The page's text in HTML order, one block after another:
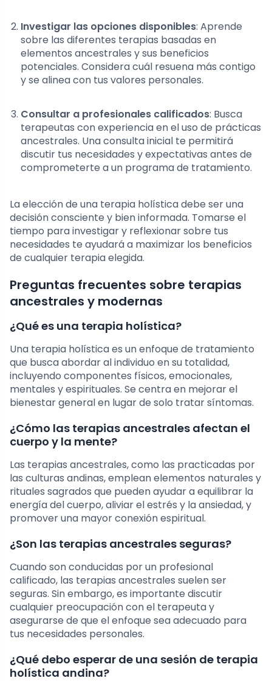
Investigar las opciones disponibles: Aprende
sobre las diferentes terapias basadas en
elementos ancestrales y sus beneficios
potenciales. Considera cuál resuena más contigo
y se alinea con tus valores personales.
Consultar a profesionales calificados: Busca
terapeutas con experiencia en el uso de prácticas
ancestrales. Una consulta inicial te permitirá
discutir tus necesidades y expectativas antes de
comprometerte a un programa de tratamiento.
La elección de una terapia holística debe ser una
decisión consciente y bien informada. Tomarse el
tiempo para investigar y reflexionar sobre tus
necesidades te ayudará a maximizar los beneficios
de cualquier terapia elegida.
Preguntas frecuentes sobre terapias
ancestrales y modernas
¿Qué es una terapia holística?
Una terapia holística es un enfoque de tratamiento
que busca abordar al individuo en su totalidad,
incluyendo componentes físicos, emocionales,
mentales y espirituales. Se centra en mejorar el
bienestar general en lugar de solo tratar síntomas.
¿Cómo las terapias ancestrales afectan el
cuerpo y la mente?
Las terapias ancestrales, como las practicadas por
las culturas andinas, emplean elementos naturales y
rituales sagrados que pueden ayudar a equilibrar la
energía del cuerpo, aliviar el estrés y la ansiedad, y
promover una mayor conexión espiritual.
¿Son las terapias ancestrales seguras?
Cuando son conducidas por un profesional
calificado, las terapias ancestrales suelen ser
seguras. Sin embargo, es importante discutir
cualquier preocupación con el terapeuta y
asegurarse de que el enfoque sea adecuado para
tus necesidades personales.
¿Qué debo esperar de una sesión de terapia
holística andina?